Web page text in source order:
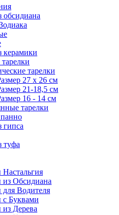
керамики
тарелки
27 х 26 см
21-18,5 см
16 - 14 см
тарелки
гипса
туфа
Настальгия
из Обсидиана
для Водителя
с Буквами
из Дерева